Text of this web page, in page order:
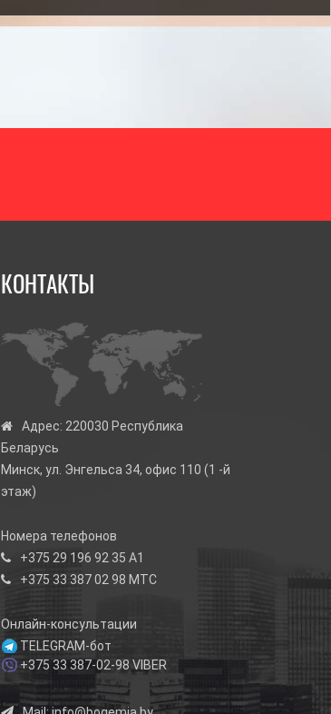
КОНТАКТЫ
Адрес: 220030 Республика
Беларусь
Минск, ул. Энгельса 34, офис 110 (1 -й
этаж)
Номера телефонов
+375 29 196 92 35 А1
+375 33 387 02 98 МТС
Онлайн-консультации
TELEGRAM-бот
+375 33 387-02-98 VIBER